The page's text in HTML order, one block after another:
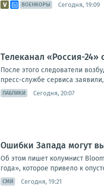
ВОЕНКОРЫ Сегодня, 19:09
Телеканал «Россия-24»
После этого следователи
пресс-службе сервиса
ПАБЛИКИ Сегодня, 20:07
Ошибки Запада могут
Об этом пишет колумнист
года», которое привело к
СМИ Сегодня, 19:21